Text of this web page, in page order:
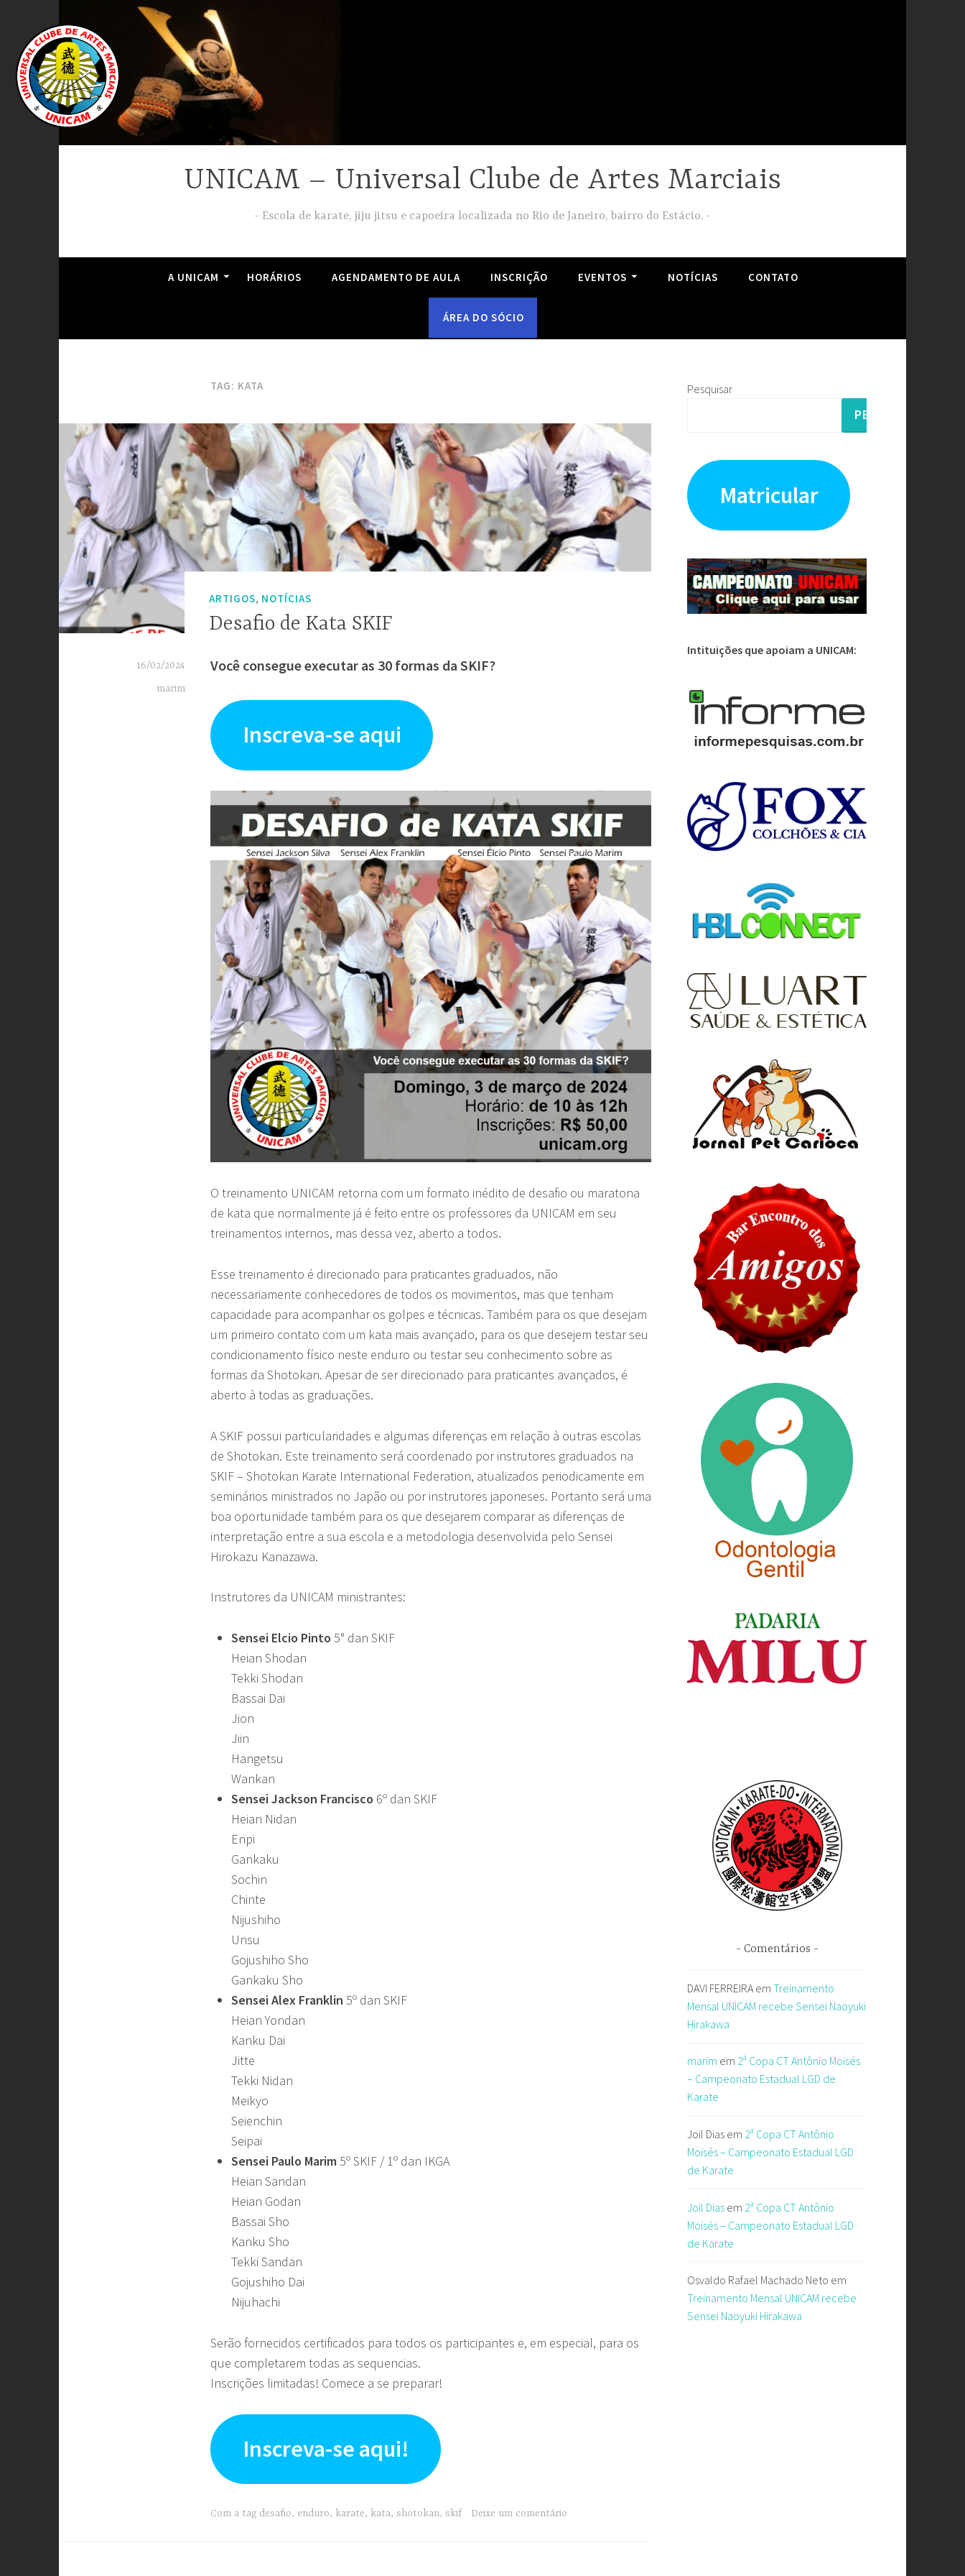
para
conteúdo
UNICAM – Universal Clube de Artes Marciais
Escola de karate, jiju jitsu e capoeira localizada no Rio de Janeiro, bairro do Estácio.
A UNICAM HORÁRIOS AGENDAMENTO DE AULA INSCRIÇÃO EVENTOS NOTÍCIAS CONTATO
ÁREA DO SÓCIO
TAG: KATA
ARTIGOS, NOTÍCIAS
Desafio de Kata SKIF
16/02/2024
marim
Você consegue executar as 30 formas da SKIF?
Inscreva-se aqui
O treinamento UNICAM retorna com um formato inédito de desafio ou maratona
de kata que normalmente já é feito entre os professores da UNICAM em seu
treinamentos internos, mas dessa vez, aberto a todos.
Esse treinamento é direcionado para praticantes graduados, não
necessariamente conhecedores de todos os movimentos, mas que tenham
capacidade para acompanhar os golpes e técnicas. Também para os que desejam
um primeiro contato com um kata mais avançado, para os que desejem testar seu
condicionamento físico neste enduro ou testar seu conhecimento sobre as
formas da Shotokan. Apesar de ser direcionado para praticantes avançados, é
aberto à todas as graduações.
A SKIF possui particularidades e algumas diferenças em relação à outras escolas
de Shotokan. Este treinamento será coordenado por instrutores graduados na
SKIF – Shotokan Karate International Federation, atualizados periodicamente em
seminários ministrados no Japão ou por instrutores japoneses. Portanto será uma
boa oportunidade também para os que desejarem comparar as diferenças de
interpretação entre a sua escola e a metodologia desenvolvida pelo Sensei
Hirokazu Kanazawa.
Instrutores da UNICAM ministrantes:
Sensei Elcio Pinto 5° dan SKIF
Heian Shodan
Tekki Shodan
Bassai Dai
Jion
Jiin
Hangetsu
Wankan
Sensei Jackson Francisco 6º dan SKIF
Heian Nidan
Enpi
Gankaku
Sochin
Chinte
Nijushiho
Unsu
Gojushiho Sho
Gankaku Sho
Sensei Alex Franklin 5º dan SKIF
Heian Yondan
Kanku Dai
Jitte
Tekki Nidan
Meikyo
Seienchin
Seipai
Sensei Paulo Marim5º SKIF / 1º dan IKGA
Heian Sandan
Heian Godan
Bassai Sho
Kanku Sho
Tekki Sandan
Gojushiho Dai
Nijuhachi
Serão fornecidos certificados para todos os participantes e, em especial, para os
que completarem todas as sequencias.
Inscrições limitadas! Comece a se preparar!
Inscreva-se aqui!
Com a tag desafio, enduro, karate, kata, shotokan, skif Deixe um comentário
Pesquisar
PESQUISAR
Matricular
Intituições que apoiam a UNICAM:
Comentários
DAVI FERREIRA em Treinamento
Mensal UNICAM recebe Sensei Naoyuki
Hirakawa
marim em 2ª Copa CT Antônio Moisés
– Campeonato Estadual LGD de
Karate
Joil Dias em 2ª Copa CT Antônio
Moisés – Campeonato Estadual LGD
de Karate
Joil Dias em 2ª Copa CT Antônio
Moisés – Campeonato Estadual LGD
de Karate
Osvaldo Rafael Machado Neto em
Treinamento Mensal UNICAM recebe
Sensei Naoyuki Hirakawa